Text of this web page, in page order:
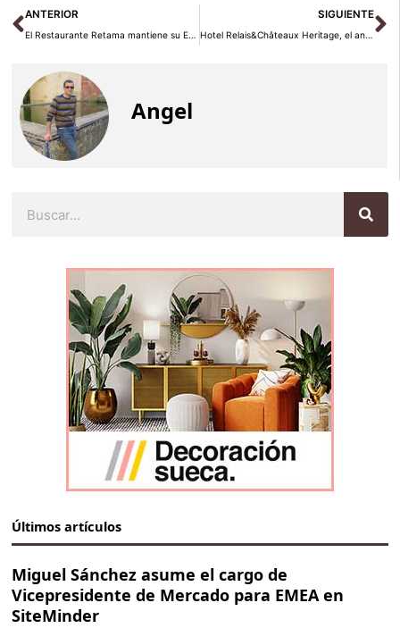
Ant
ANTERIOR
El Restaurante Retama mantiene su Estrella Michelin un año más
SIGUIENTE
Hotel Relais&Châteaux Heritage, el anfitrión perfecto para Navidad
Angel
Últimos artículos
Miguel Sánchez asume el cargo de
Vicepresidente de Mercado para EMEA en
SiteMinder